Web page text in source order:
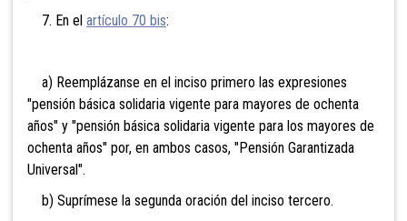
7. En el artículo 70 bis:
a) Reemplázanse en el inciso primero las expresiones
"pensión básica solidaria vigente para mayores de ochenta
años" y "pensión básica solidaria vigente para los mayores de
ochenta años" por, en ambos casos, "Pensión Garantizada
Universal".
b) Suprímese la segunda oración del inciso tercero.